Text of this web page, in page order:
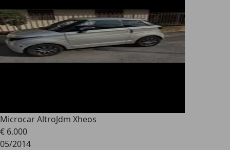
Microcar AltroJdm Xheos
€ 6.000
05/2014